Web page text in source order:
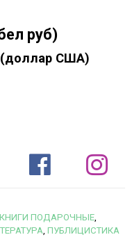
руб)
США)
КНИГИ ПОДАРОЧНЫЕ,
, ПУБЛИЦИСТИКА